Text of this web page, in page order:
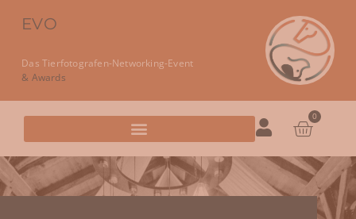
EVO
Das Tierfotografen-Networking-Event
& Awards
0